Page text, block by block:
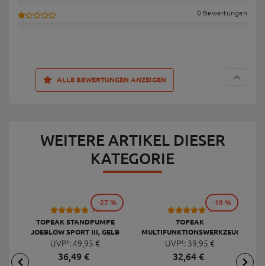
0 Bewertungen
ALLE BEWERTUNGEN ANZEIGEN
WEITERE ARTIKEL DIESER
KATEGORIE
53
TOPEAK STANDPUMPE
JOEBLOW SPORT III, GELB
UVP¹:49,95 €
36,49€
-27 %
9
TOPEAK
MULTIFUNKTIONSWERKZEUG
MINI 20 PRO
UVP¹: 39,95 €
32,64€
-18 %